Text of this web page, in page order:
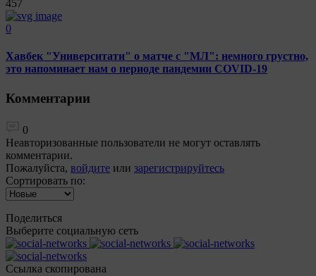
457
0
Хавбек "Университати" о матче с "МЛ": немного грустно,
это напоминает нам о периоде пандемии COVID-19
Комментарии
0
Неавторизованные пользователи не могут оставлять
комментарии.
Пожалуйста, войдите или зарегистрируйтесь
Сортировать по:
Поделиться
Выберите социальную сеть
Ccылка скопирована